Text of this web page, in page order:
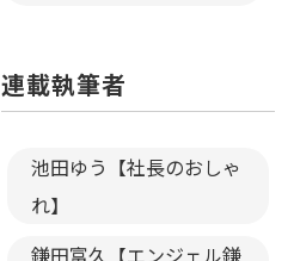
連載執筆者
池田ゆう【社長のおしゃ
れ】
鎌田富久【エンジェル鎌